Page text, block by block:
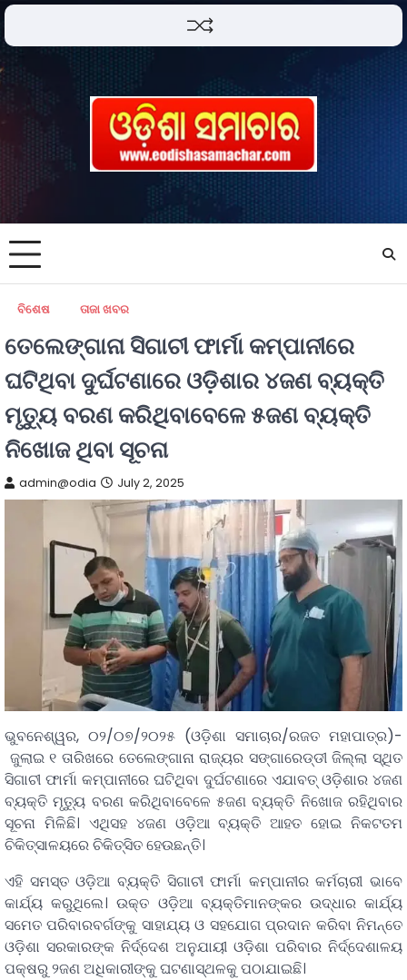
ବିଶେଷ ତାଜା ଖବର
ତେଲେଙ୍ଗାନା ସିଗାଚୀ ଫାର୍ମା କମ୍ପାନୀରେ
ଘଟିଥିବା ଦୁର୍ଘଟଣାରେ ଓଡ଼ିଶାର ୪ଜଣ ବ୍ୟକ୍ତି
ମୃତ୍ୟୁ ବରଣ କରିଥିବାବେଳେ ୫ଜଣ ବ୍ୟକ୍ତି
ନିଖୋଜ ଥିବା ସୂଚନା
admin@odia July 2, 2025
ଭୁବନେଶ୍ୱର, ୦୨/୦୭/୨୦୨୫ (ଓଡ଼ିଶା ସମାଚାର/ରଜତ ମହାପାତ୍ର)-
ଜୁଲାଇ ୧ ତାରିଖରେ ତେଲେଙ୍ଗାନା ରାଜ୍ୟର ସଙ୍ଗାରେଡ୍ଡୀ ଜିଲ୍ଲା ସ୍ଥିତ
ସିଗାଚୀ ଫାର୍ମା କମ୍ପାନୀରେ ଘଟିଥିବା ଦୁର୍ଘଟଣାରେ ଏଯାବତ୍‌ ଓଡ଼ିଶାର ୪ଜଣ
ବ୍ୟକ୍ତି ମୃତ୍ୟୁ ବରଣ କରିଥିବାବେଳେ ୫ଜଣ ବ୍ୟକ୍ତି ନିଖୋଜ ରହିଥିବାର
ସୂଚନା ମିଳିଛି। ଏଥିସହ ୪ଜଣ ଓଡ଼ିଆ ବ୍ୟକ୍ତି ଆହତ ହୋଇ ନିକଟତମ
ଚିକିତ୍ସାଳୟରେ ଚିକିତ୍ସିତ ହେଉଛନ୍ତି।
ଏହି ସମସ୍ତ ଓଡ଼ିଆ ବ୍ୟକ୍ତି ସିଗାଚୀ ଫାର୍ମା କମ୍ପାନୀର କର୍ମଚାରୀ ଭାବେ
କାର୍ଯ୍ୟ କରୁଥିଲେ। ଉକ୍ତ ଓଡ଼ିଆ ବ୍ୟକ୍ତିମାନଙ୍କର ଉଦ୍ଧାର କାର୍ଯ୍ୟ
ସମେତ ପରିବାରବର୍ଗଙ୍କୁ ସାହାଯ୍ୟ ଓ ସହଯୋଗ ପ୍ରଦାନ କରିବା ନିମନ୍ତେ
ଓଡ଼ିଶା ସରକାରଙ୍କ ନିର୍ଦ୍ଦେଶ ଅନୁଯାୟୀ ଓଡ଼ିଶା ପରିବାର ନିର୍ଦ୍ଦେଶାଳୟ
ପକ୍ଷରୁ ୨ଜଣ ଅଧିକାରୀଙ୍କୁ ଘଟଣାସ୍ଥଳକୁ ପଠାଯାଇଛି।